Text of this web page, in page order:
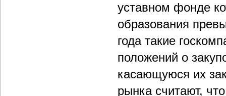
уставном фонде
образования
года такие
положений о
касающуюся их
рынка считают,